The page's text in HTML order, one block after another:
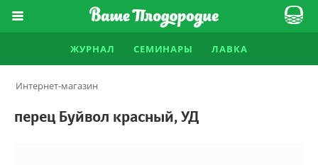
ЖУРНАЛ СЕМИНАРЫ ЛАВКА
Интернет-магазин
перец Буйвол красный, УД